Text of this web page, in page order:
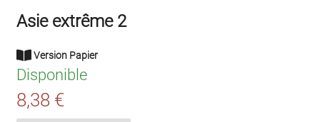
Asie extrême 2
Version Papier
Disponible
8,38 €